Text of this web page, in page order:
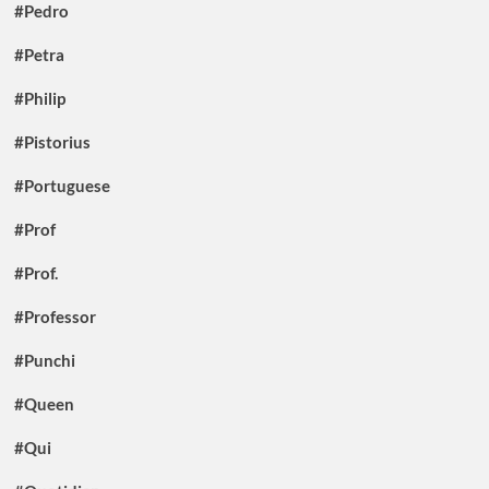
#Pedro
#Petra
#Philip
#Pistorius
#Portuguese
#Prof
#Prof.
#Professor
#Punchi
#Queen
#Qui